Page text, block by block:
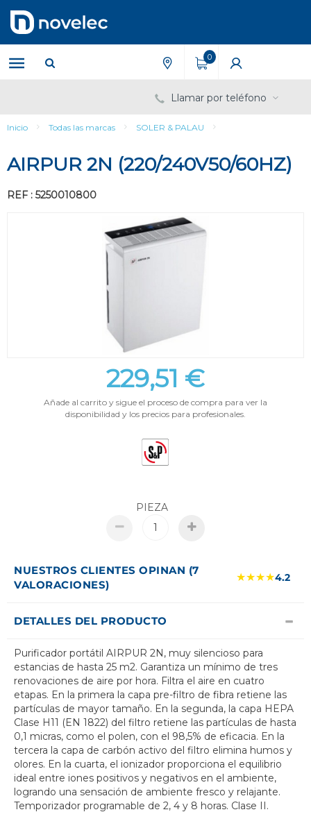
contenido
menú
de
navegación
0
Llamar por teléfono
Inicio Todas las marcas SOLER & PALAU
AIRPUR 2N (220/240V50/60HZ)
REF : 5250010800
229,51 €
Añade al carrito y sigue el proceso de compra para ver la
disponibilidad y los precios para profesionales.
PIEZA
NUESTROS CLIENTES OPINAN (7
VALORACIONES)
★★★★4.2
DETALLES DEL PRODUCTO
Purificador portátil AIRPUR 2N, muy silencioso para
estancias de hasta 25 m2. Garantiza un mínimo de tres
renovaciones de aire por hora. Filtra el aire en cuatro
etapas. En la primera la capa pre-filtro de fibra retiene las
partículas de mayor tamaño. En la segunda, la capa HEPA
Clase H11 (EN 1822) del filtro retiene las partículas de hasta
0,1 micras, como el polen, con el 98,5% de eficacia. En la
tercera la capa de carbón activo del filtro elimina humos y
olores. En la cuarta, el ionizador proporciona el equilibrio
ideal entre iones positivos y negativos en el ambiente,
logrando una sensación de ambiente fresco y relajante.
Temporizador programable de 2, 4 y 8 horas. Clase II.